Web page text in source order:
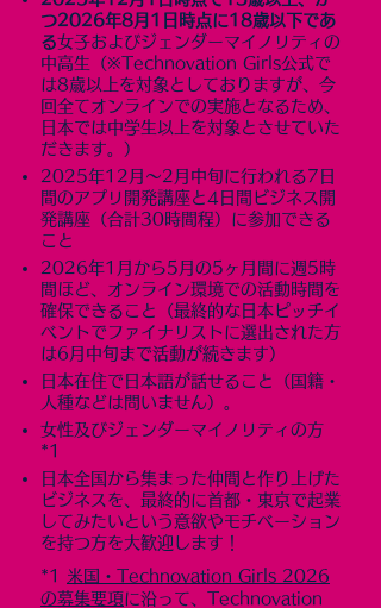
つ2026年8月1日時点に18歳以下であ
る女子およびジェンダーマイノリティの
中高生（※Technovation Girls公式で
は8歳以上を対象としておりますが、今
回全てオンラインでの実施となるため、
日本では中学生以上を対象とさせていた
だきます。）
2025年12月〜2月中旬に行われる7日
間のアプリ開発講座と4日間ビジネス開
発講座（合計30時間程）に参加できる
こと
2026年1月から5月の5ヶ月間に週5時
間ほど、オンライン環境での活動時間を
確保できること（最終的な日本ピッチイ
ベントでファイナリストに選出された方
は6月中旬まで活動が続きます）
日本在住で日本語が話せること（国籍・
人種などは問いません）。
女性及びジェンダーマイノリティの方​​
*1
日本全国から集まった仲間と作り上げた
ビジネスを、最終的に首都・東京で起業
してみたいという意欲やモチベーション
を持つ方を大歓迎します！
*1 米国・Technovation Girls 2026
の募集要項に沿って、Technovation